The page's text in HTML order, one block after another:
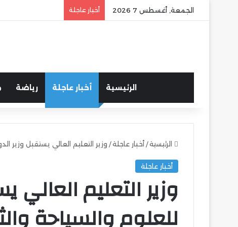
الجمعة, أغسطس 7 2026 أخبار عاجلة
الرئيسية أخبار عاجلة رياضة
الرئيسية/ أخبار عاجلة/ وزير التعليم العالي يستقبل وزير
أخبار عاجلة
وزير التعليم العالي
للعلوم والسياحة